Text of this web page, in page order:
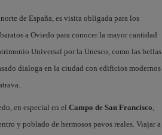
de España, es visita obligada para los
a Oviedo para conocer la mayor cantidad
Universal por la Unesco, como las bellas
dialoga en la ciudad con edificios modernos
en especial en el Campo de San Francisco,
y poblado de hermosos pavos reales. Viajar a